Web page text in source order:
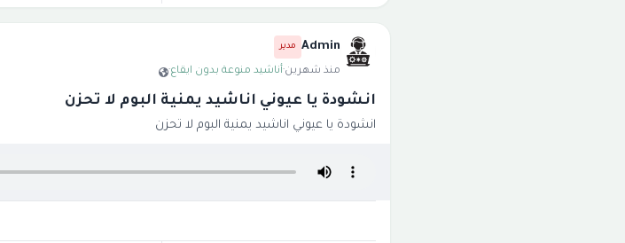
Admin مدير
منذ شهرين·أناشيد منوعة بدون ايقاع·
انشودة يا عيوني اناشيد يمنية البوم لا تحزن
انشودة يا عيوني اناشيد يمنية البوم لا تحزن